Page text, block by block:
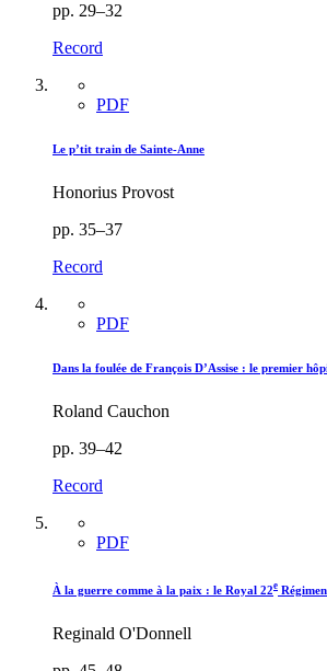
pp. 29–32
Record
PDF
Le p’tit train de Sainte-Anne
Honorius Provost
pp. 35–37
Record
PDF
Dans la foulée de François D’Assise : le premier
Roland Cauchon
pp. 39–42
Record
PDF
À la guerre comme à la paix : le Royal 22e
Reginald O'Donnell